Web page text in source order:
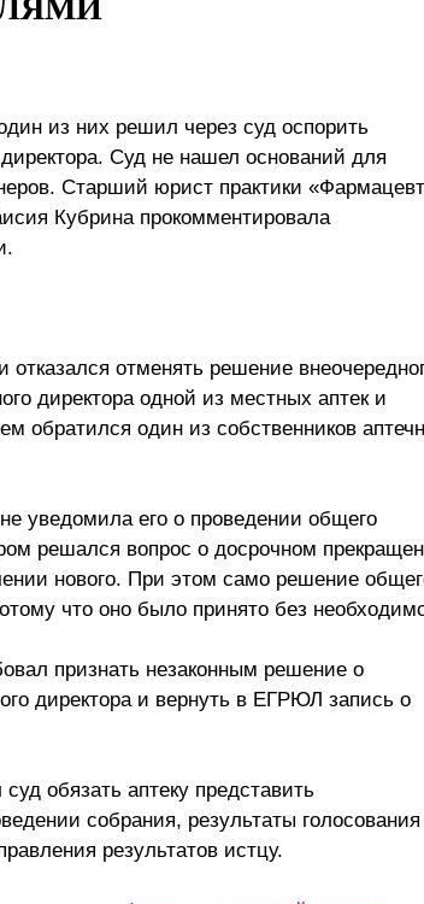
Презентации экспертов
из них решил через суд оспорить
директора. Суд не нашел оснований для
Старший юрист практики
Кубрина прокомментировала
отменять решение
директора одной из местных аптек и
обратился один из собственников
уведомила его о проведении общего
решался вопрос о досрочном
нового. При этом само решение
что оно было принято без
признать незаконным решение о
директора и вернуть в ЕГРЮЛ запись о
обязать аптеку представить
собрания, результаты
результатов истцу.